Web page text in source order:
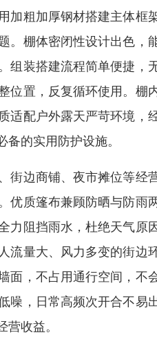
加粗加厚钢材搭建主体框
。棚体密闭性设计出色，
组装搭建流程简单便捷，
位置，反复循环使用。棚
适配户外露天严苛环境，
的实用防护设施。
街边商铺、夜市摊位等经
优质篷布兼顾防晒与防雨
力阻挡雨水，杜绝天气原
流量大、风力多变的街边
面，不占用通行空间，不
噪，日常高频次开合不易
收益。